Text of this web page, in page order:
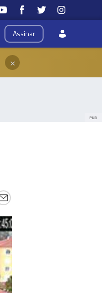
Assinar
×
PUB